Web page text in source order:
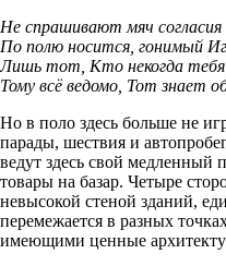
Не спрашивают мяч согласия
По полю носится, гонимый
Лишь тот, Кто некогда тебя
Тому всё ведомо, Тот знает
Но в поло здесь больше не
парады, шествия и
ведут здесь свой медленный
товары на базар. Четыре
невысокой стеной зданий,
перемежается в разных
имеющими ценные